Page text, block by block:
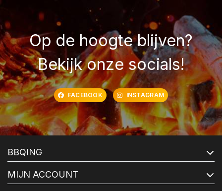
Op de hoogte blijven?
Bekijk onze socials!
FACEBOOK INSTAGRAM
BBQING
MIJN ACCOUNT